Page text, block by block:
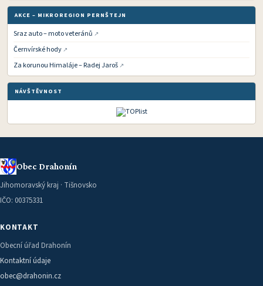
AKCE – MIKROREGION PERNŠTEJN
Sraz auto – moto veteránů
Černvírské hody
Za korunou Himaláje – Radej Jaroš
NÁVŠTĚVNOST
Obec Drahonín
Jihomoravský kraj · Tišnovsko
IČO: 00375331
KONTAKT
Obecní úřad Drahonín
Kontaktní údaje
obec@drahonin.cz